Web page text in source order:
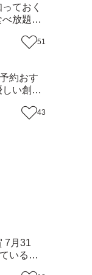
ておく
放題が
宮町） 51
約おす
い創作
43
7月31
いるイ